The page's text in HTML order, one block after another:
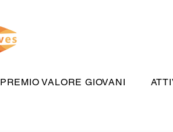
PREMIO VALORE GIOVANI